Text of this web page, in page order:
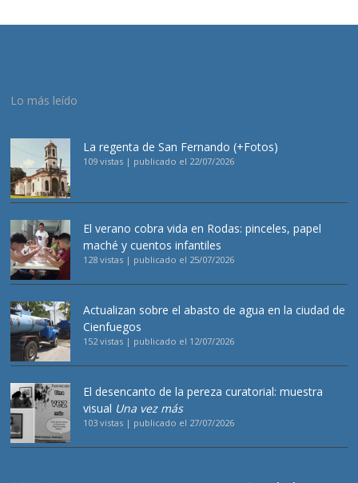
Lo más leído
La regenta de San Fernando (+Fotos)
109 vistas | publicado el 22/07/2026
El verano cobra vida en Rodas: pinceles, papel
maché y cuentos infantiles
128 vistas | publicado el 25/07/2026
Actualizan sobre el abasto de agua en la ciudad de
Cienfuegos
152 vistas | publicado el 12/07/2026
El desencanto de la pereza curatorial: muestra
visual Una vez más
103 vistas | publicado el 27/07/2026